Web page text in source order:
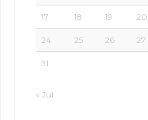
17 18 19 20
24 25 26 27
31
« Jul